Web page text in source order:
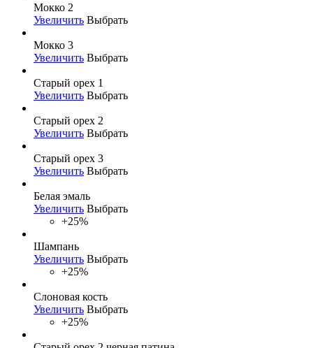
Мокко 2
Увеличить Выбрать
Мокко 3
Увеличить Выбрать
Старый орех 1
Увеличить Выбрать
Старый орех 2
Увеличить Выбрать
Старый орех 3
Увеличить Выбрать
Белая эмаль
Увеличить Выбрать
+25%
Шампань
Увеличить Выбрать
+25%
Слоновая кость
Увеличить Выбрать
+25%